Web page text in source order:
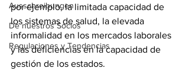
Ausschreibungen
De nuestros Socios
Regulaciones y Tendencias
por ejemplo, la limitada capacidad de
los sistemas de salud, la elevada
informalidad en los mercados laborales
y las deficiencias en la capacidad de
gestión de los estados.